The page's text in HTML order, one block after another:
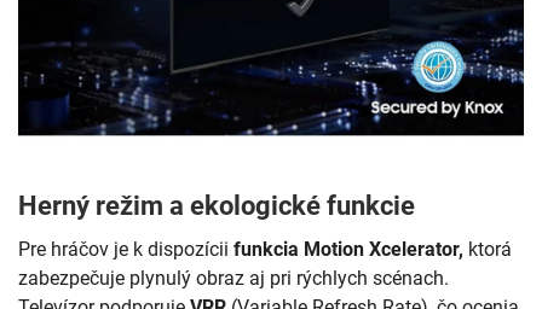
Herný režim a ekologické funkcie
Pre hráčov je k dispozícii funkcia Motion Xcelerator, ktorá
zabezpečuje plynulý obraz aj pri rýchlych scénach.